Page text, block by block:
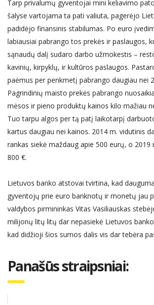
Tarp privalumų gyventojai mini keliavimo
šalyse vartojama ta pati valiuta, pagerėjo
padidėjo finansinis stabilumas. Po euro
labiausiai pabrango tos prekės ir paslaugos,
sąnaudų dalį sudaro darbo užmokestis –
kavinių, kirpyklų, ir kultūros paslaugos.
paėmus per penkmetį pabrango daugiau nei
Pagrindinių maisto prekės pabrango
mėsos ir pieno produktų kainos kilo mažiau
Tuo tarpu algos per tą patį laikotarpį
kartus daugiau nei kainos. 2014 m. vidutinis
rankas siekė maždaug apie 500 eurų, o 2019
800 €.
Lietuvos banko atstovai tvirtina, kad
gyventojų prie euro banknotų ir monetų jau
valdybos pirmininkas Vitas Vasiliauskas
milijonų litų litų dar nepasiekė Lietuvos
kad didžioji šios sumos dalis vis dar tebėra
Panašūs straipsniai: